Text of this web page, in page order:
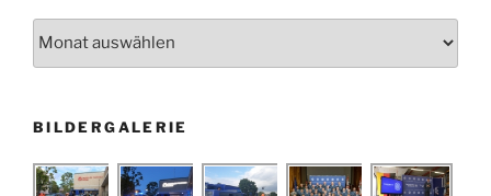
BILDERGALERIE